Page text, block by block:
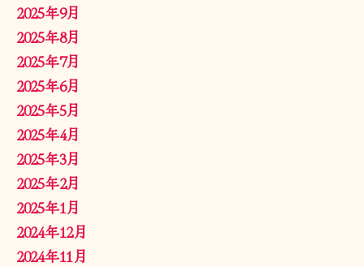
2025年9月
2025年8月
2025年7月
2025年6月
2025年5月
2025年4月
2025年3月
2025年2月
2025年1月
2024年12月
2024年11月